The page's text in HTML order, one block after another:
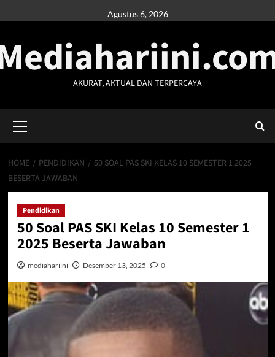
to
Agustus 6, 2026
AKURAT, AKTUAL DAN TERPERCAYA
Menu
HOME PENDIDIKAN
50 SOAL PAS SKI KELAS 10 SEMESTER 1 2025
BESERTA JAWABAN
Pendidikan
50 Soal PAS SKI Kelas 10 Semester 1
2025 Beserta Jawaban
mediahariini Desember 13, 2025 0